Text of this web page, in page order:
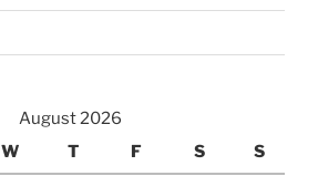
August 2026
W T F S S